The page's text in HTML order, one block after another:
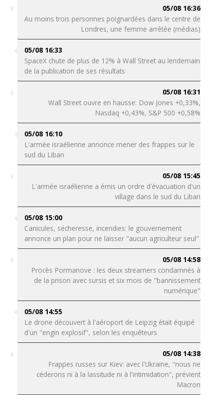
05/08 16:36
Au moins trois personnes poignardées dans le centre de
Londres, une femme arrêtée (médias)
05/08 16:33
SpaceX chute de plus de 12% à Wall Street au lendemain
de la publication de ses résultats
05/08 16:31
Wall Street ouvre en hausse: Dow Jones +0,33%,
Nasdaq +0,43%, S&P 500 +0,58%
05/08 16:10
L'armée israélienne annonce mener des frappes sur le
sud du Liban
05/08 15:45
L'armée israélienne a émis un ordre d'évacuation d'un
village dans le sud du Liban
05/08 15:00
Canicules, sécheresse, incendies: le gouvernement
annonce un plan pour ne laisser "aucun agriculteur seul"
05/08 14:58
Procès Pormanove : les deux streamers condamnés à
de la prison avec sursis et six mois de "bannissement
numérique"
05/08 14:55
Le drone découvert à l'aéroport de Leipzig était équipé
d'un "engin explosif", selon les enquêteurs
05/08 14:38
Frappes russes sur Kiev: avec l'Ukraine, "nous ne
céderons ni à la lassitude ni à l'intimidation", prévient
Macron